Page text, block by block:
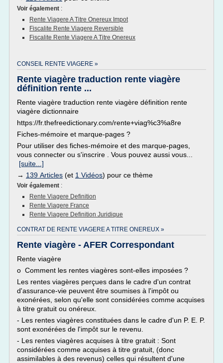
Voir également :
Rente Viagere A Titre Onereux Impot
Fiscalite Rente Viagere Reversible
Fiscalite Rente Viagere A Titre Onereux
CONSEIL RENTE VIAGERE »
Rente viagère traduction rente viagère
définition rente ...
Rente viagère traduction rente viagère définition rente
viagère dictionnaire
https://fr.thefreedictionary.com/rente+viag%c3%a8re
Fiches-mémoire et marque-pages ?
Pour utiliser des fiches-mémoire et des marque-pages,
vous connecter ou s'inscrire . Vous pouvez aussi vous...
[suite...]
→ 139 Articles (et 1 Vidéos) pour ce thème
Voir également :
Rente Viagere Definition
Rente Viagere France
Rente Viagere Definition Juridique
CONTRAT DE RENTE VIAGERE A TITRE ONEREUX »
Rente viagère - AFER Correspondant
Rente viagère
o Comment les rentes viagères sont-elles imposées ?
Les rentes viagères perçues dans le cadre d'un contrat
d'assurance-vie peuvent être soumises à l'impôt ou
exonérées, selon qu'elle sont considérées comme acquises
à titre gratuit ou onéreux.
- Les rentes viagères constituées dans le cadre d'un P. E. P.
sont exonérées de l'impôt sur le revenu.
- Les rentes viagères acquises à titre gratuit : Sont
considérées comme acquises à titre gratuit, (donc
assimilables à des revenus) celles qui résultent d'une